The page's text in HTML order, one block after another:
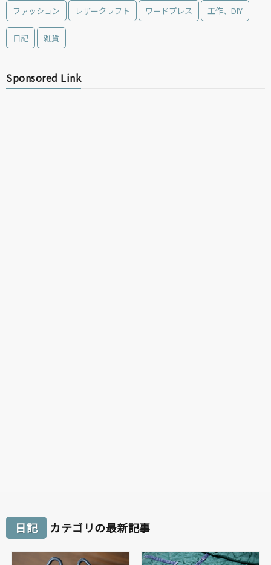
ファッション レザークラフト ワードプレス 工作、DIY
日記 雑貨
Sponsored Link
日記 カテゴリの最新記事